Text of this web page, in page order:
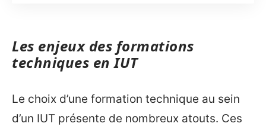
Les enjeux des formations
techniques en IUT
Le choix d’une formation technique au sein
d’un IUT présente de nombreux atouts. Ces